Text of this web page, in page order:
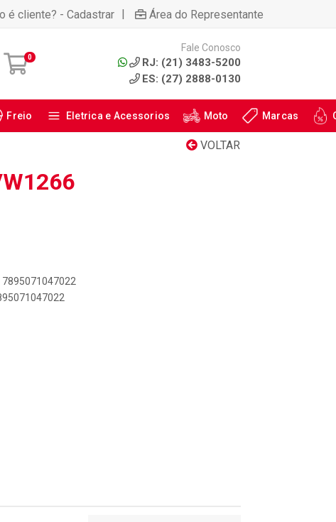
é cliente? - Cadastrar | Área do Representante
0
Fale Conosco
RJ: (21) 3483-5200
ES: (27) 2888-0130
Freio Eletrica e Acessorios Moto Marcas
VOLTAR
7895071047022